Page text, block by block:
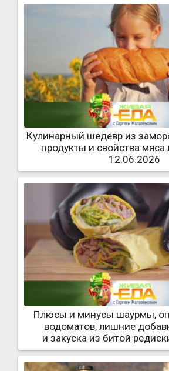
Кулинарный шедевр из
продукты и свойства
12.06.2026
Плюсы и минусы шаурмы,
водоматов, лишние
и закуска из битой